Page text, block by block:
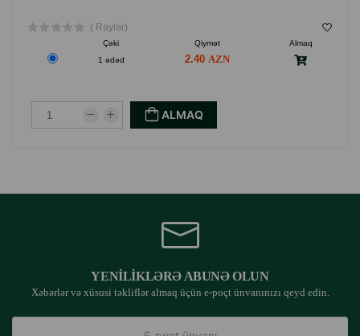
( Rəylər)
Çəki Qiymət
Almaq
1 ədəd
2.40
ALMAQ
YENILIKLƏRƏ ABUNƏ OLUN
Xəbərlər və xüsusi təkliflər almaq üçün e-poçt ünvanınızı qeyd edin.